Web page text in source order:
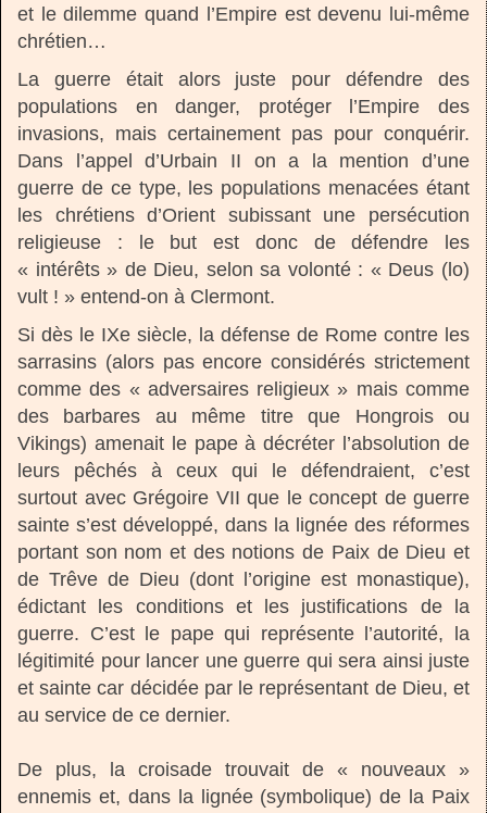
et le dilemme quand l’Empire est devenu lui-même
chrétien…
La guerre était alors juste pour défendre des
populations en danger, protéger l’Empire des
invasions, mais certainement pas pour conquérir.
Dans l’appel d’Urbain II on a la mention d’une
guerre de ce type, les populations menacées étant
les chrétiens d’Orient subissant une persécution
religieuse : le but est donc de défendre les
« intérêts » de Dieu, selon sa volonté : « Deus (lo)
vult ! » entend-on à Clermont.
Si dès le IXe siècle, la défense de Rome contre les
sarrasins (alors pas encore considérés strictement
comme des « adversaires religieux » mais comme
des barbares au même titre que Hongrois ou
Vikings) amenait le pape à décréter l’absolution de
leurs pêchés à ceux qui le défendraient, c’est
surtout avec Grégoire VII que le concept de guerre
sainte s’est développé, dans la lignée des réformes
portant son nom et des notions de Paix de Dieu et
de Trêve de Dieu (dont l’origine est monastique),
édictant les conditions et les justifications de la
guerre. C’est le pape qui représente l’autorité, la
légitimité pour lancer une guerre qui sera ainsi juste
et sainte car décidée par le représentant de Dieu, et
au service de ce dernier.
De plus, la croisade trouvait de « nouveaux »
ennemis et, dans la lignée (symbolique) de la Paix